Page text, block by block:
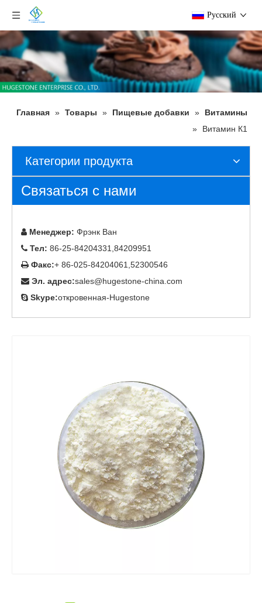
Pусский
Главная » Товары » Пищевые добавки »
Витамины
»
Витамин К1
Категории продукта
Связаться с нами
 Менеджер: Фрэнк Ван
 Тел: 86-25-84204331,84209951
 Факс:+ 86-025-84204061,52300546
 Эл. адрес:sales@hugestone-china.com
 Skype:откровенная-Hugestone